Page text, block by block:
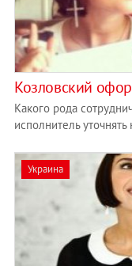
Козловский
Какого рода
исполнитель уточнять
Украина